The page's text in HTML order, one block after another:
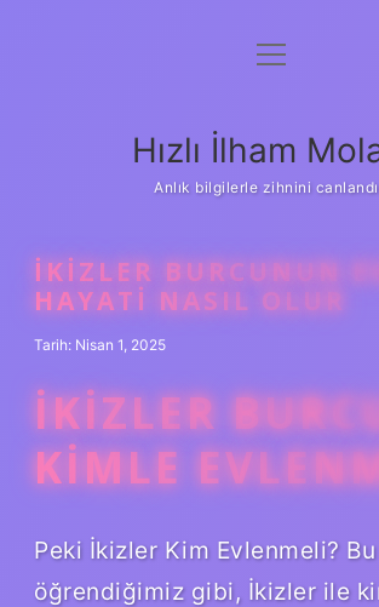
Anasayfa
Yasal Uyarı
menüyü
Hızlı İlham
Anlık bilgilerle zihnini
İKIZLER BURCUNUN
HAYATI NASIL OLUR
Tarih: Nisan 1, 2025
İKIZLER
KIMLE
Peki İkizler Kim Evlenmeli?
öğrendiğimiz gibi, İkizler ile